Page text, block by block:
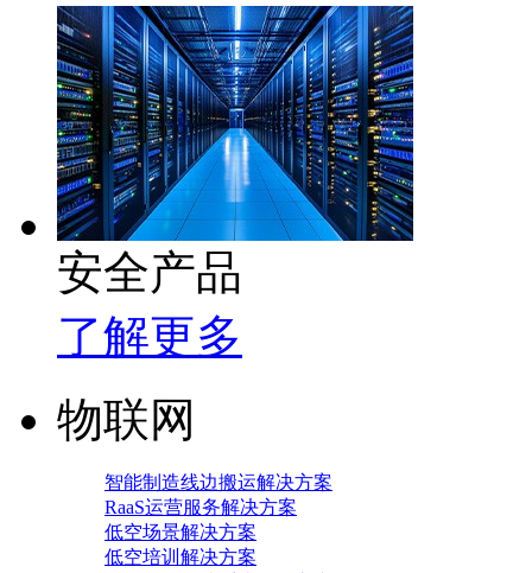
安全产品
了解更多
物联网
智能制造线边搬运解决方案
RaaS运营服务解决方案
低空场景解决方案
低空培训解决方案